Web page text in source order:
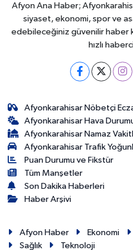
Afyon Ana Haber;
siyaset, ekonomi, spor ve
edebileceğiniz güvenilir haber
hızlı
Afyonkarahisar Nöbetçi
Afyonkarahisar Hava
Afyonkarahisar Namaz
Afyonkarahisar Trafik
Puan Durumu ve Fikstür
Tüm Manşetler
Son Dakika Haberleri
Haber Arşivi
Afyon Haber Ekonomi
Sağlık
Teknoloji